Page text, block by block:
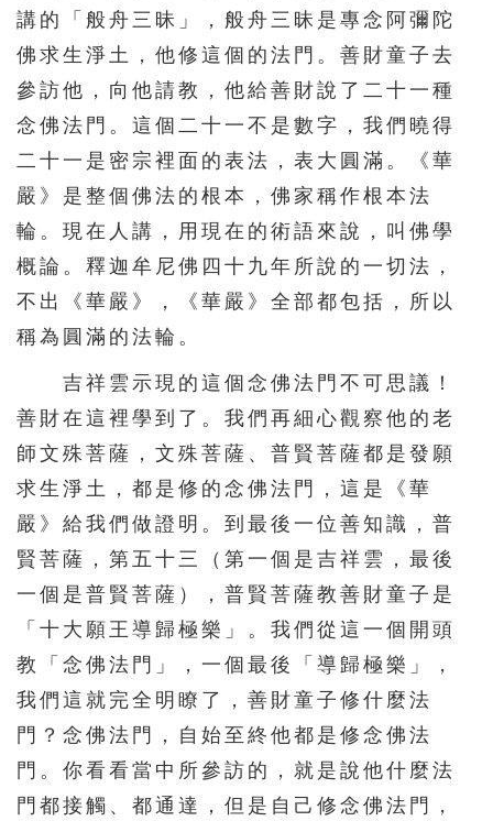
講的「般舟三昧」，般舟三昧是專念阿彌陀
佛求生淨土，他修這個的法門。善財童子去
參訪他，向他請教，他給善財說了二十一種
念佛法門。這個二十一不是數字，我們曉得
二十一是密宗裡面的表法，表大圓滿。《華
嚴》是整個佛法的根本，佛家稱作根本法
輪。現在人講，用現在的術語來說，叫佛學
概論。釋迦牟尼佛四十九年所說的一切法，
不出《華嚴》，《華嚴》全部都包括，所以
稱為圓滿的法輪。
吉祥雲示現的這個念佛法門不可思議！
善財在這裡學到了。我們再細心觀察他的老
師文殊菩薩，文殊菩薩、普賢菩薩都是發願
求生淨土，都是修的念佛法門，這是《華
嚴》給我們做證明。到最後一位善知識，普
賢菩薩，第五十三（第一個是吉祥雲，最後
一個是普賢菩薩），普賢菩薩教善財童子是
「十大願王導歸極樂」。我們從這一個開頭
教「念佛法門」，一個最後「導歸極樂」，
我們這就完全明瞭了，善財童子修什麼法
門？念佛法門，自始至終他都是修念佛法
門。你看看當中所參訪的，就是說他什麼法
門都接觸、都通達，但是自己修念佛法門，